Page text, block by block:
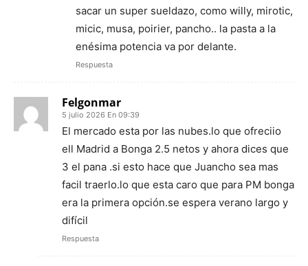
sacar un super sueldazo, como willy, mirotic,
micic, musa, poirier, pancho.. la pasta a la
enésima potencia va por delante.
Respuesta
Felgonmar
5 julio 2026 En 09:39
El mercado esta por las nubes.lo que ofreciio
ell Madrid a Bonga 2.5 netos y ahora dices que
3 el pana .si esto hace que Juancho sea mas
facil traerlo.lo que esta caro que para PM bonga
era la primera opción.se espera verano largo y
difícil
Respuesta